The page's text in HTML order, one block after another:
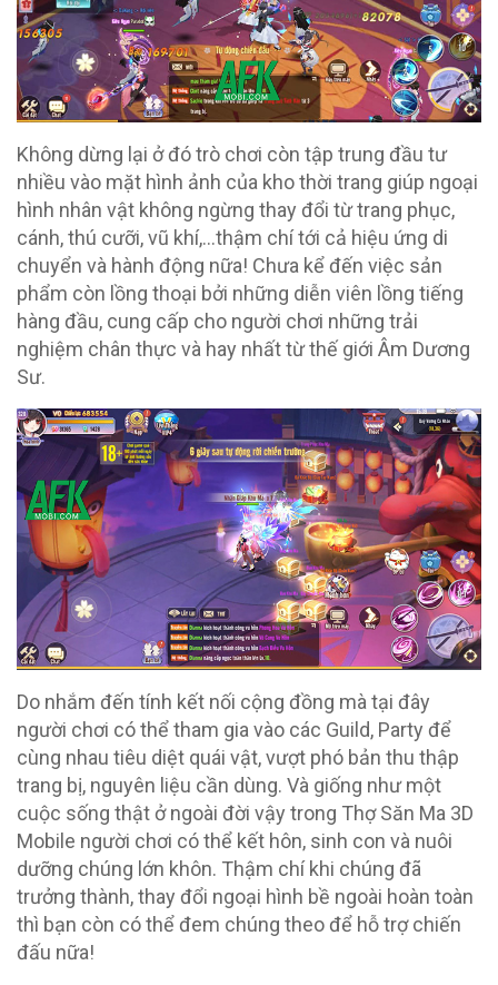
Không dừng lại ở đó trò chơi còn tập trung đầu tư
nhiều vào mặt hình ảnh của kho thời trang giúp ngoại
hình nhân vật không ngừng thay đổi từ trang phục,
cánh, thú cưỡi, vũ khí,…thậm chí tới cả hiệu ứng di
chuyển và hành động nữa! Chưa kể đến việc sản
phẩm còn lồng thoại bởi những diễn viên lồng tiếng
hàng đầu, cung cấp cho người chơi những trải
nghiệm chân thực và hay nhất từ thế giới Âm Dương
Sư.
Do nhắm đến tính kết nối cộng đồng mà tại đây
người chơi có thể tham gia vào các Guild, Party để
cùng nhau tiêu diệt quái vật, vượt phó bản thu thập
trang bị, nguyên liệu cần dùng. Và giống như một
cuộc sống thật ở ngoài đời vậy trong Thợ Săn Ma 3D
Mobile người chơi có thể kết hôn, sinh con và nuôi
dưỡng chúng lớn khôn. Thậm chí khi chúng đã
trưởng thành, thay đổi ngoại hình bề ngoài hoàn toàn
thì bạn còn có thể đem chúng theo để hỗ trợ chiến
đấu nữa!